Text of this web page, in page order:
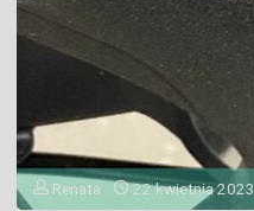
Renata 22 kwietnia 2023